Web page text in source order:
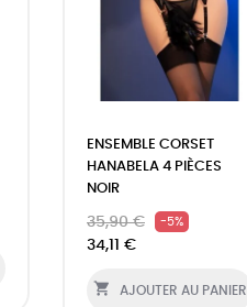
ENSEMBLE CORSET
HANABELA 4 PIÈCES
NOIR
35,90 € -5%
34,11 €
 AJOUTER AU PANIER